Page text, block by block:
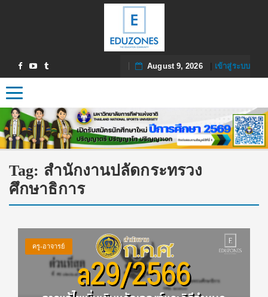
August 9, 2026| เข้าสู่ระบบ
Toggle navigation
Tag: สำนักงานปลัดกระทรวง
ศึกษาธิการ
ครู-อาจารย์